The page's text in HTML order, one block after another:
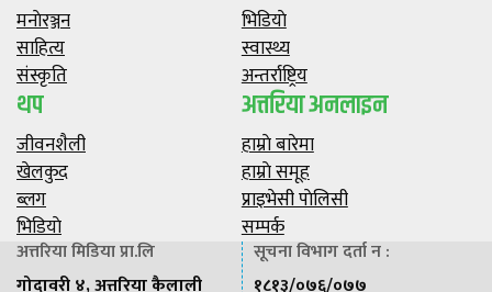
मनाेरञ्जन
साहित्य
संस्कृति
भिडियाे
स्वास्थ्य
अन्तर्राष्ट्रिय
थप
जीवनशैली
खेलकुद
ब्लग
भिडियाे
अत्तरिया अनलाइन
हाम्राे बारेमा
हाम्राे समूह
प्राइभेसी पाेलिसी
सम्पर्क
अत्तरिया मिडिया प्रा.लि
सूचना विभाग दर्ता न :